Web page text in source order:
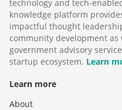
technology and tech-
knowledge platform
impactful thought
community development
government advisory
startup ecosystem. Learn
Learn more
About